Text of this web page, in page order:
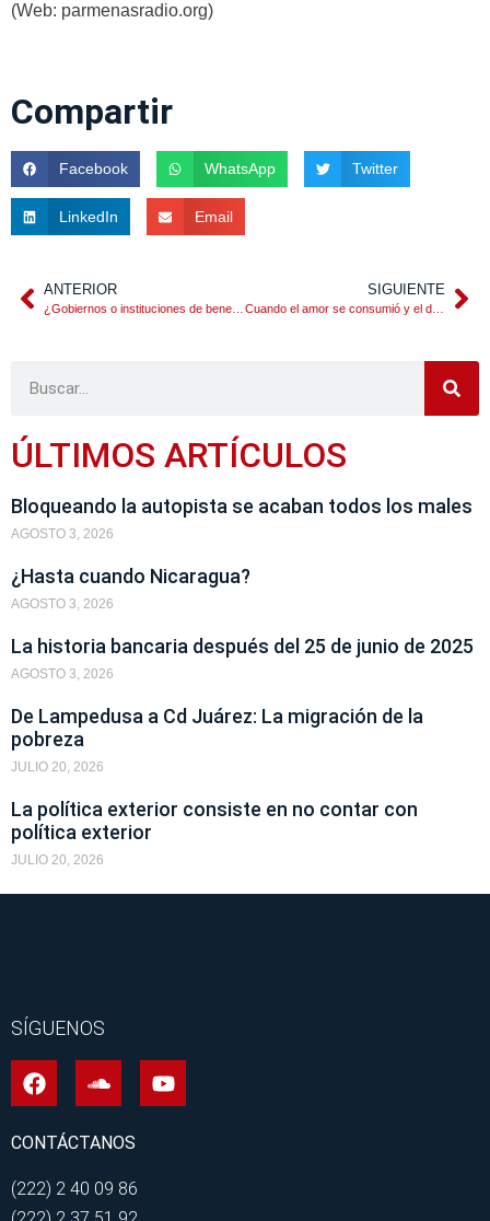
(Web: parmenasradio.org)
Compartir
Facebook WhatsApp Twitter
LinkedIn Email
ANTERIOR SIGUIENTE
Cuando el amor se consumió y el desamor se consume
ÚLTIMOS ARTÍCULOS
Bloqueando la autopista se acaban todos los males
AGOSTO 3, 2026
¿Hasta cuando Nicaragua?
AGOSTO 3, 2026
La historia bancaria después del 25 de junio de 2025
AGOSTO 3, 2026
De Lampedusa a Cd Juárez: La migración de la
pobreza
JULIO 20, 2026
La política exterior consiste en no contar con
política exterior
JULIO 20, 2026
SÍGUENOS
CONTÁCTANOS
(222) 2 40 09 86